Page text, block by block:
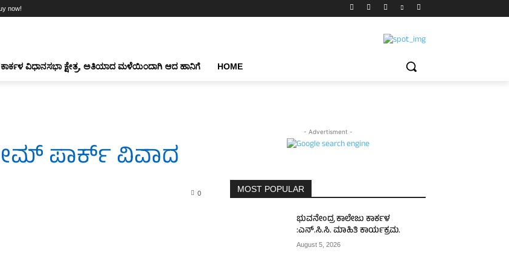
now!
ಕಾರ್ಕಳ ವಿಧಾನಸಭಾ ಕ್ಷೇತ್ರ, ಅತಿಯಾದ ಮಳೆಯಿಂದಾಗಿ ಆದ ಹಾನಿಗೆ HOME
ಪಾರ್ಕ್ ವಿವಾದ
0
- Advertisment -
MOST POPULAR
ಭುವನೇಂದ್ರ ಕಾಲೇಜು ಕಾರ್ಕಳ
:ಎನ್.ಸಿ.ಸಿ. ಮಾಹಿತಿ ಕಾರ್ಯಕ್ರಮ.
August 5, 2026